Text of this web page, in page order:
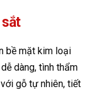
bề mặt kim loại
dàng, tình thẩm
gỗ tự nhiên, tiết